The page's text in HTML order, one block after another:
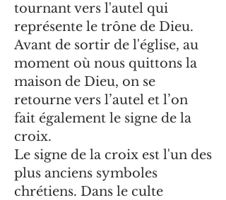
tournant vers l'autel qui
représente le trône de Dieu.
Avant de sortir de l'église, au
moment où nous quittons la
maison de Dieu, on se
retourne vers l’autel et l’on
fait également le signe de la
croix.
Le signe de la croix est l'un des
plus anciens symboles
chrétiens. Dans le culte